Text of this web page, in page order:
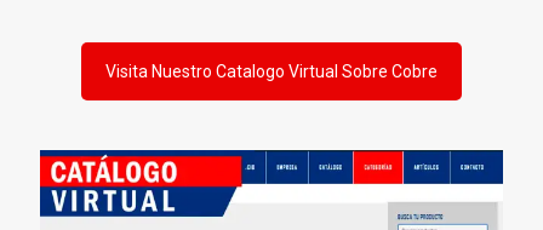
Visita Nuestro Catalogo Virtual Sobre Cobre